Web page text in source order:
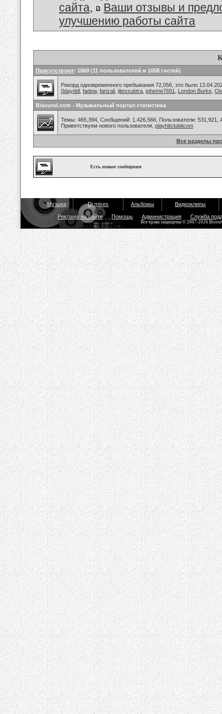
сайта,
Ваши отзывы и
улучшению работы сайта
Присутствуют: 1069 (11 пользователей и 1058 гостей)
Рекорд одновременного пребывания 72,056, это было
0dayddl fadew, farizali jitexsubtra joheme7691 London Burke
Bisound.com - Музыкальный портал статистика
Темы: 465,394, Сообщений: 1,426,566, Пользователи: 531,921,
Приветствуем нового пользователя, playhitclubitcom
Все разделы
Есть новые сообщения
Музыка Dj mixes Альбомы Видеоклипы
Реклама на сайте Помощь Администрация Служба
Все права защищены © 2007-2026